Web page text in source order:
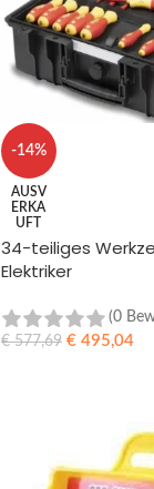
-14%
AUSV
ERKA
UFT
34-teiliges
Elektriker
(0
€577,69 €495,04